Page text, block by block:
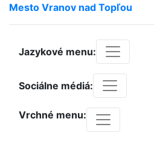
Mesto Vranov nad Topľou
Jazykové menu:
Sociálne médiá:
Vrchné menu: